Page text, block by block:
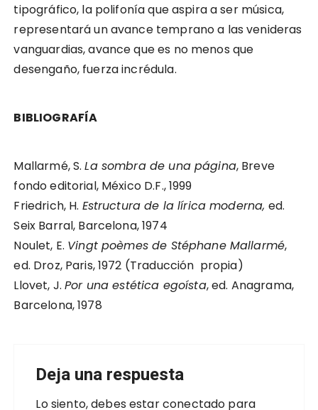
tipográfico, la polifonía que aspira a ser música,
representará un avance temprano a las venideras
vanguardias, avance que es no menos que
desengaño, fuerza incrédula.
BIBLIOGRAFÍA
Mallarmé, S.La sombra de una página, Breve
fondo editorial, México D.F., 1999
Friedrich, H. Estructura de la lírica moderna, ed.
Seix Barral, Barcelona, 1974
Noulet, E. Vingt poèmes de Stéphane Mallarmé,
ed. Droz, Paris, 1972 (Traducción propia)
Llovet, J.Por una estética egoísta, ed. Anagrama,
Barcelona, 1978
Deja una respuesta
Lo siento, debes estarconectado para